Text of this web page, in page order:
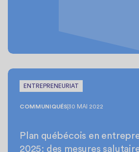
ENTREPRENEURIAT
COMMUNIQUÉS 30 MAI 2022
Plan québécois en
2025: des mesures